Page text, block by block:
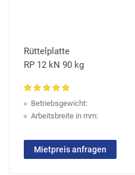
Rüttelplatte
RP 12 kN 90 kg
Betriebsgewicht:
Arbeitsbreite in mm:
Mietpreis anfragen